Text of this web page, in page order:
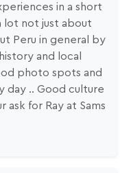
in a short
lot not just about
Peru in general by
and local
photo spots and
day .. Good culture
for Ray at Sams